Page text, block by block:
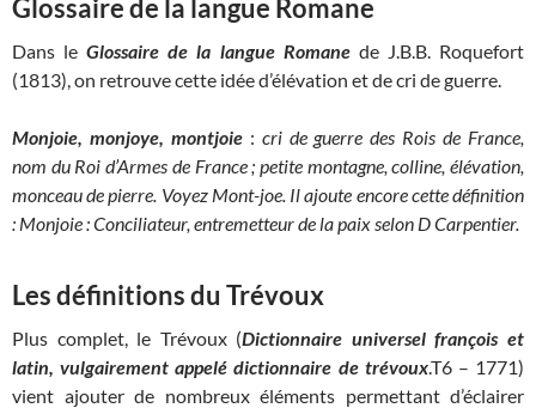
Glossaire de la langue Romane
Dans le Glossaire de la langue Romane de J.B.B. Roquefort
(1813), on retrouve cette idée d’élévation et de cri de guerre.
Monjoie, monjoye, montjoie: cri de guerre des Rois de France,
nom du Roi d’Armes de France ; petite montagne, colline, élévation,
monceau de pierre. Voyez Mont-joe. Il ajoute encore cette définition
: Monjoie : Conciliateur, entremetteur de la paix selon D Carpentier.
Les définitions du Trévoux
Plus complet, le Trévoux (Dictionnaire universel françois et
latin, vulgairement appelé dictionnaire de trévoux.T6 – 1771)
vient ajouter de nombreux éléments permettant d’éclairer